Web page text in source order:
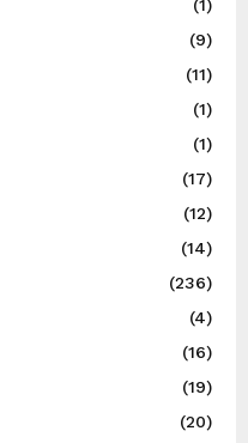
(1)
(9)
(11)
(1)
(1)
(17)
(12)
(14)
(236)
(4)
(16)
(19)
(20)